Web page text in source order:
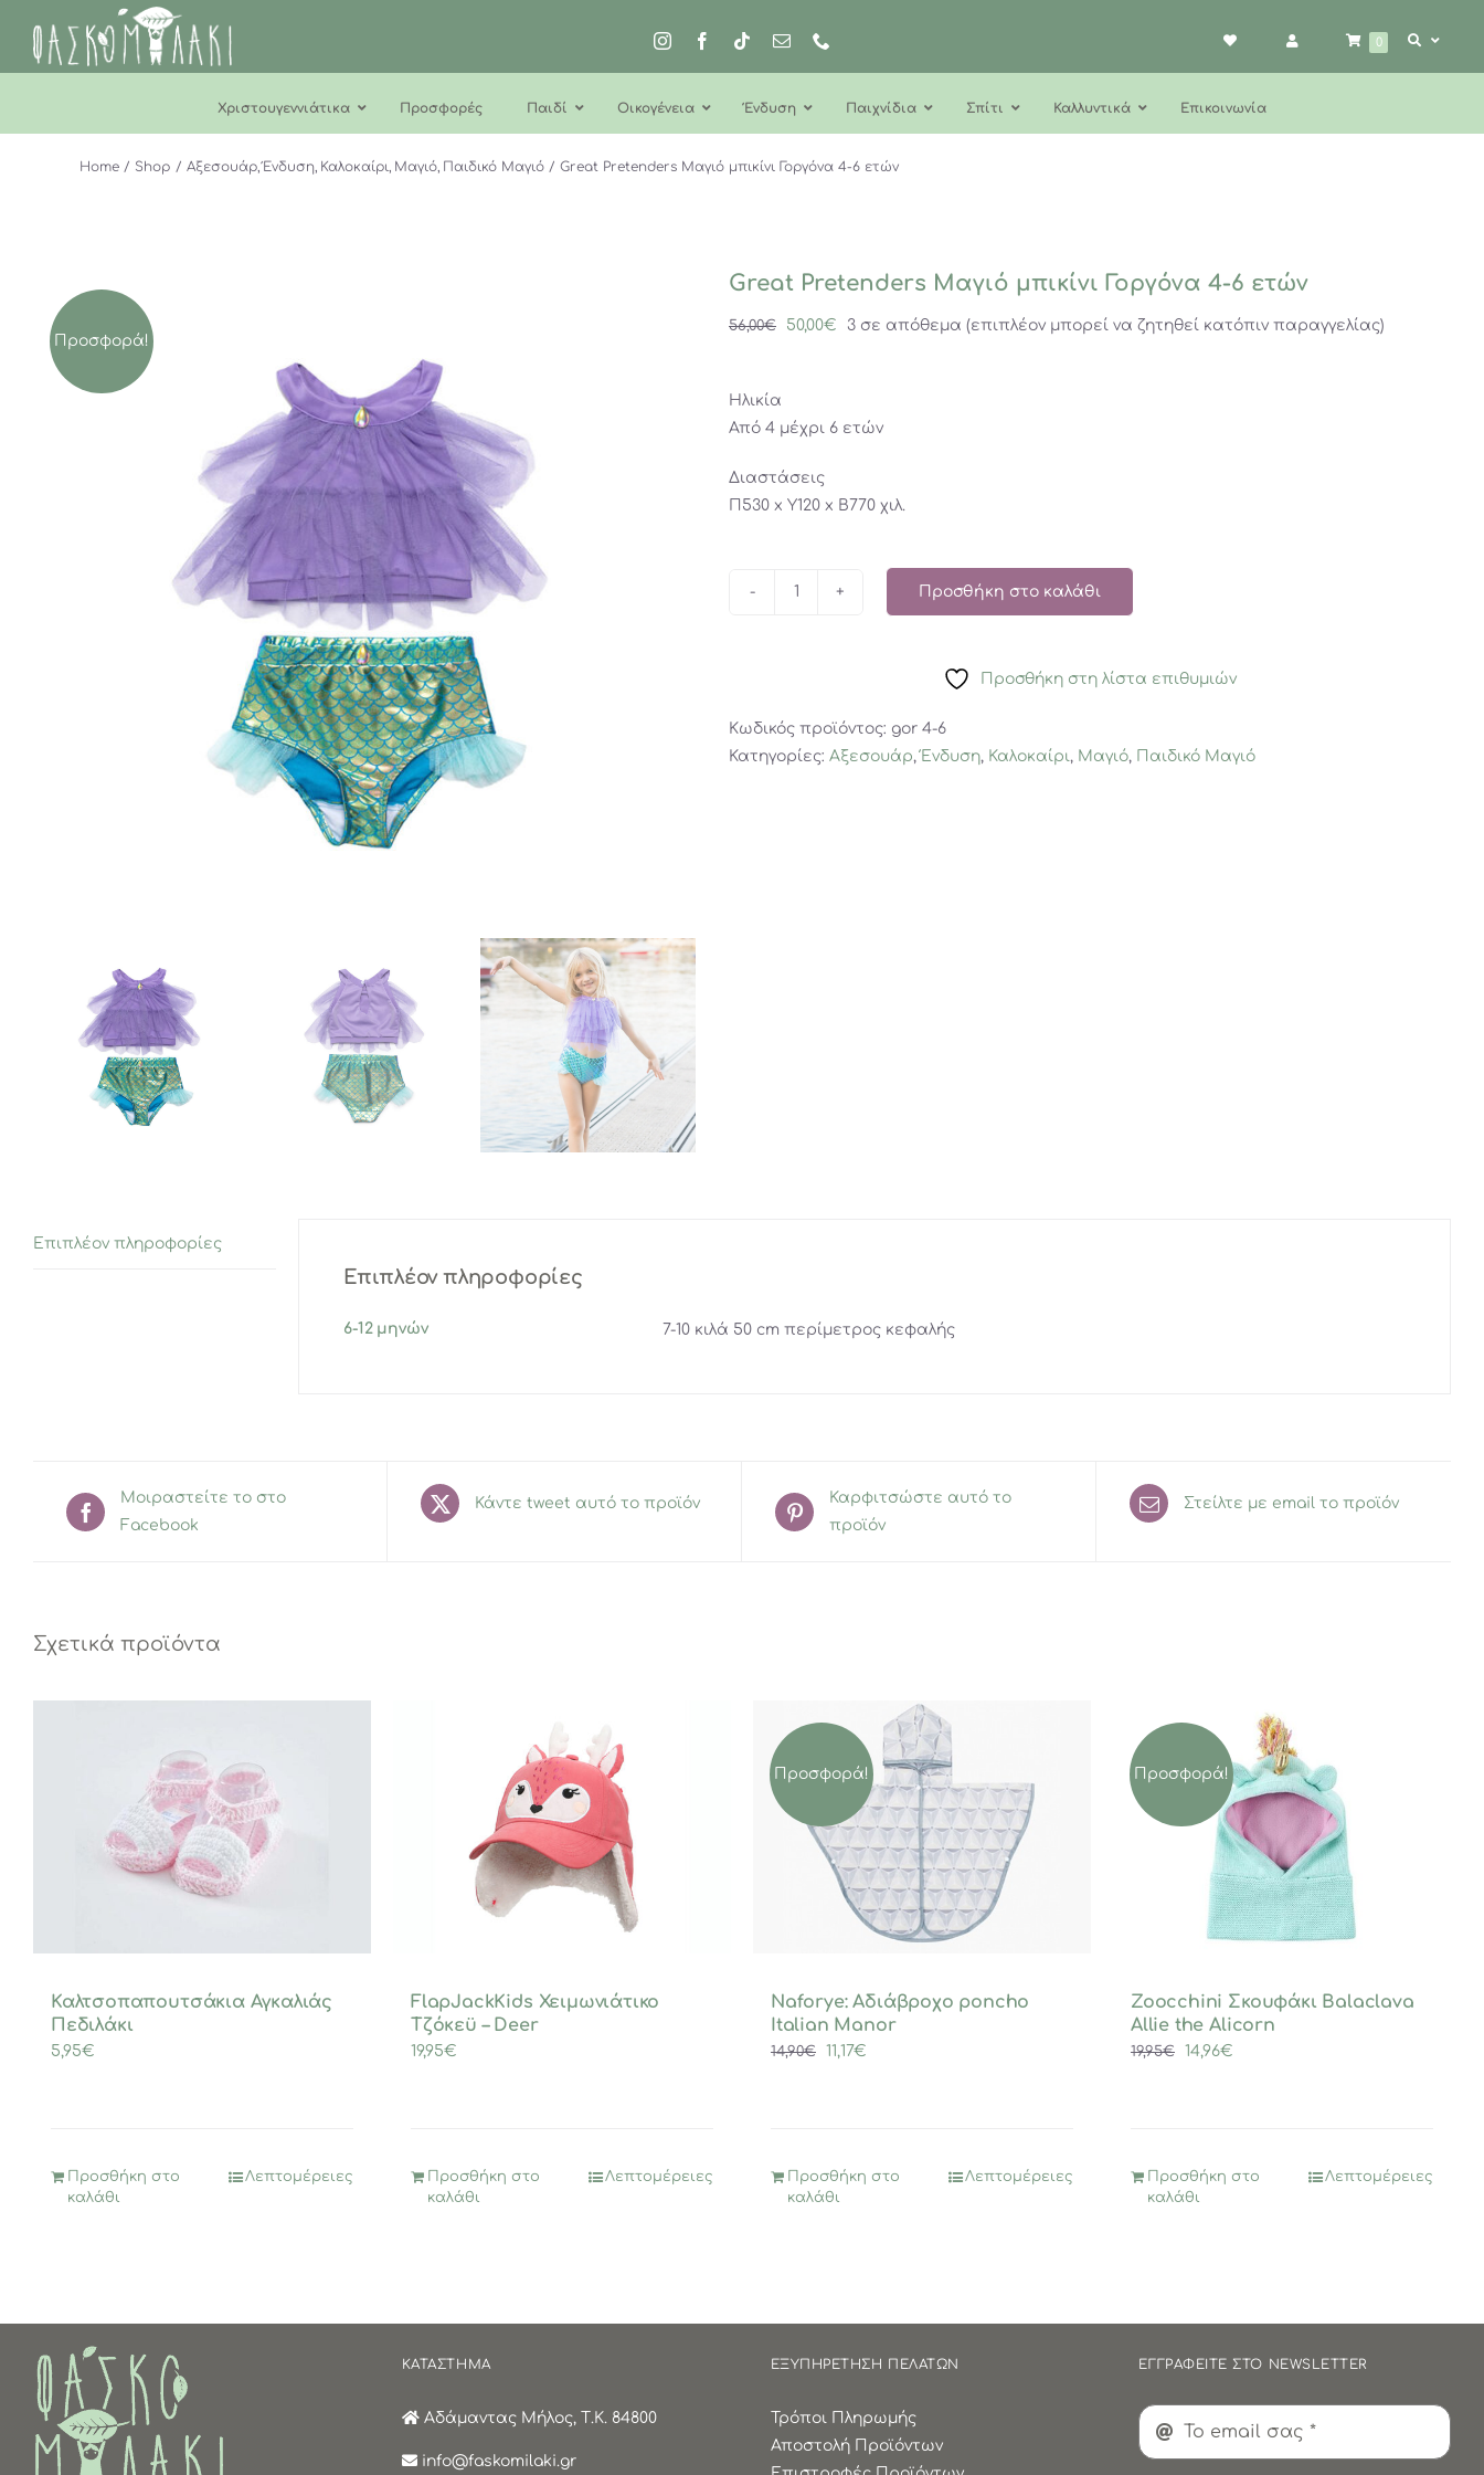
περιεχόμενο
0
Χριστουγεννιάτικα Προσφορές Παιδί Οικογένεια Ένδυση Παιχνίδια Σπίτι Καλλυντικά Επικοινωνία
Home Shop Αξεσουάρ Ένδυση Καλοκαίρι Μαγιό Παιδικό Μαγιό Great Pretenders Μαγιό μπικίνι Γοργόνα 4-6 ετών
Προσφορά!
Great Pretenders Μαγιό μπικίνι Γοργόνα 4-6 ετών
56,00€
Original
50,00€ Η
50,00€.
3 σε απόθεμα (επιπλέον μπορεί να ζητηθεί κατόπιν παραγγελίας)
Ηλικία
Από 4 μέχρι 6 ετών
Διαστάσεις
Π530 x Y120 x Β770 χιλ.
Προσθήκη στο καλάθι
Προσθήκη στη λίστα επιθυμιών
Κωδικός προϊόντος: gor 4-6
Κατηγορίες: Αξεσουάρ,Ένδυση, Καλοκαίρι , Μαγιό, Παιδικό Μαγιό
Επιπλέον πληροφορίες
Επιπλέον πληροφορίες
6-12 μηνών 7-10 κιλά 50 cm περίμετρος κεφαλής
Μοιραστείτε το στο
Facebook
Κάντε tweet αυτό το προϊόν
Καρφιτσώστε αυτό το
προϊόν
Στείλτε με email το προϊόν
Σχετικά προϊόντα
Καλτσοπαπουτσάκια Αγκαλιάς
Πεδιλάκι
5,95€
Προσθήκη στο
καλάθι
Λεπτομέρειες
FlapJackKids Χειμωνιάτικο
Τζόκεϋ – Deer
19,95€
Προσθήκη στο
καλάθι
Λεπτομέρειες
Προσφορά!
Naforye: Αδιάβροχο poncho
Italian Manor
14,90€
Original
11,17€
Προσθήκη στο
καλάθι
Λεπτομέρειες
Προσφορά!
Zoocchini Σκουφάκι Balaclava
Allie the Alicorn
19,95€
Original
14,96€
Προσθήκη στο
καλάθι
Λεπτομέρειες
ΚΑΤΑΣΤΗΜΑ
Αδάμαντας Μήλος, Τ.Κ. 84800
info@faskomilaki.gr
ΕΞΥΠΗΡΕΤΗΣΗ ΠΕΛΑΤΩΝ
Τρόποι Πληρωμής
Αποστολή Προϊόντων
ΕΓΓΡΑΦΕΙΤΕ ΣΤΟ NEWSLETTER